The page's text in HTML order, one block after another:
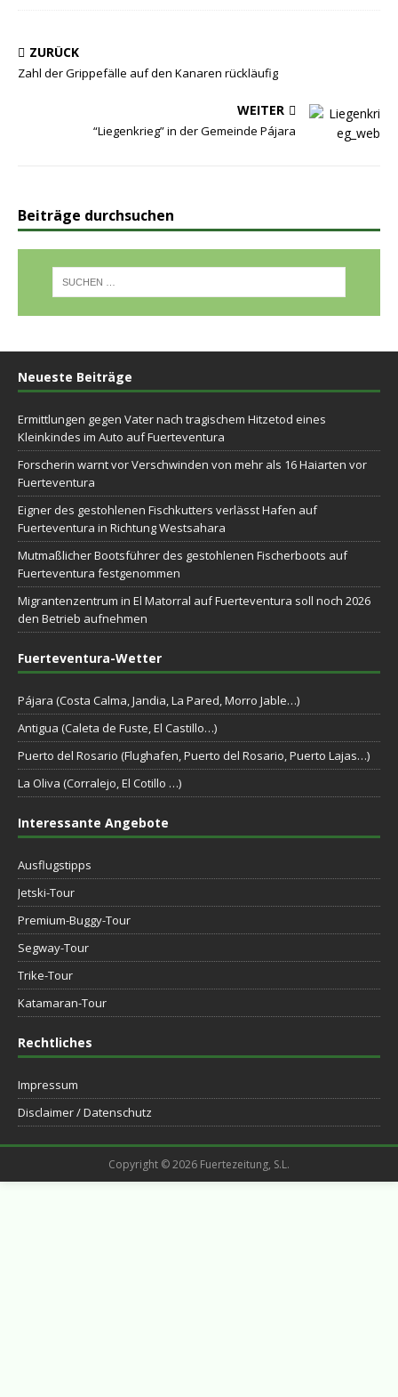
ZURÜCK
Zahl der Grippefälle auf den Kanaren rückläufig
WEITER
“Liegenkrieg” in der Gemeinde Pájara
Beiträge durchsuchen
Neueste Beiträge
Ermittlungen gegen Vater nach tragischem Hitzetod eines
Kleinkindes im Auto auf Fuerteventura
Forscherin warnt vor Verschwinden von mehr als 16 Haiarten vor
Fuerteventura
Eigner des gestohlenen Fischkutters verlässt Hafen auf
Fuerteventura in Richtung Westsahara
Mutmaßlicher Bootsführer des gestohlenen Fischerboots auf
Fuerteventura festgenommen
Migrantenzentrum in El Matorral auf Fuerteventura soll noch 2026
den Betrieb aufnehmen
Fuerteventura-Wetter
Pájara (Costa Calma, Jandia, La Pared, Morro Jable…)
Antigua (Caleta de Fuste, El Castillo…)
Puerto del Rosario (Flughafen, Puerto del Rosario, Puerto Lajas…)
La Oliva (Corralejo, El Cotillo …)
Interessante Angebote
Ausflugstipps
Jetski-Tour
Premium-Buggy-Tour
Segway-Tour
Trike-Tour
Katamaran-Tour
Rechtliches
Impressum
Disclaimer / Datenschutz
Copyright © 2026 Fuertezeitung, S.L.